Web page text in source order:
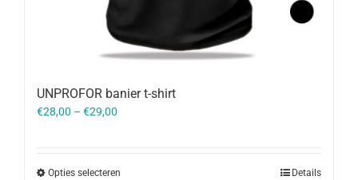
UNPROFOR banier t-shirt
€28,00 – €29,00
Opties selecteren Details